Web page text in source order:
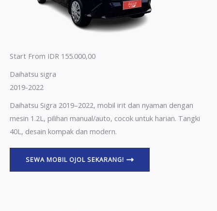
Start From IDR 155.000,00
Daihatsu sigra
2019-2022
Daihatsu Sigra 2019–2022, mobil irit dan nyaman dengan
mesin 1.2L, pilihan manual/auto, cocok untuk harian. Tangki
40L, desain kompak dan modern.
SEWA MOBIL OJOL SEKARANG!